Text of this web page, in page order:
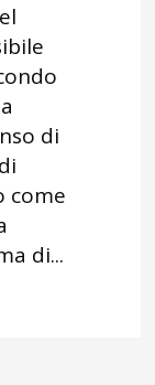
di
come
di...